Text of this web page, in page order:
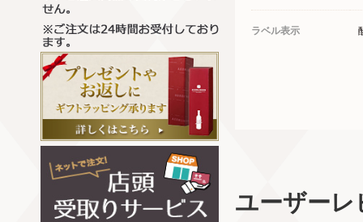
ラベル表示
ユーザーレ